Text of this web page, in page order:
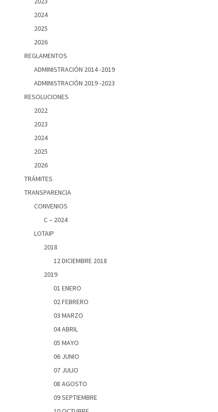
2024
2025
2026
REGLAMENTOS
ADMINISTRACIÓN 2014 -2019
ADMINISTRACIÓN 2019 -2023
RESOLUCIONES
2022
2023
2024
2025
2026
TRÁMITES
TRANSPARENCIA
CONVENIOS
C – 2024
LOTAIP
2018
12 DICIEMBRE 2018
2019
01 ENERO
02 FEBRERO
03 MARZO
04 ABRIL
05 MAYO
06 JUNIO
07 JULIO
08 AGOSTO
09 SEPTIEMBRE